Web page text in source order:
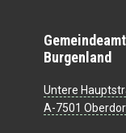
Burgenland
Untere
A-7501